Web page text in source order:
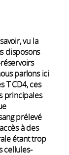
vu la
disposons
parlons ici
T CD4, ces
principales
prélevé
à des
étant trop
cellules-